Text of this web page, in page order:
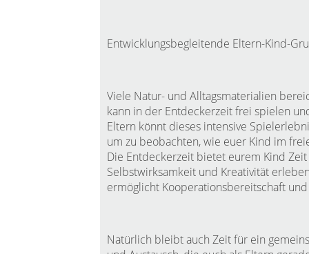
Entwicklungsbegleitende Eltern-Kind-
Viele Natur- und Alltagsmaterialien
kann in der Entdeckerzeit frei spielen
Eltern könnt dieses intensive
um zu beobachten, wie euer Kind im
Die Entdeckerzeit bietet eurem Kind
Selbstwirksamkeit und Kreativität
ermöglicht Kooperationsbereitschaft
Natürlich bleibt auch Zeit für ein